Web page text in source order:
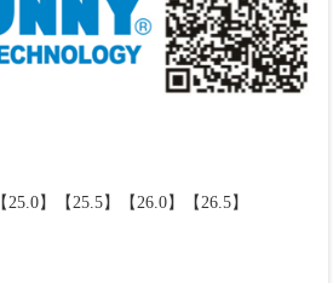
25.0】【25.5】【26.0】【26.5】